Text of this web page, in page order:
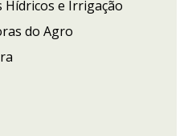
Hídricos e Irrigação
do Agro